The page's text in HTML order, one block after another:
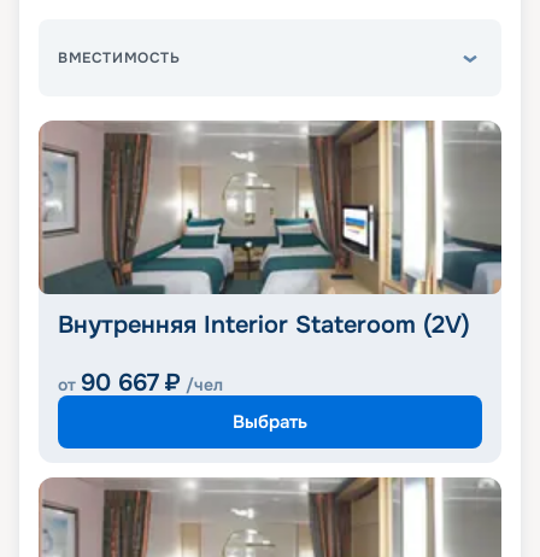
ВМЕСТИМОСТЬ
Внутренняя Interior Stateroom (2V)
от 90 667 ₽ /чел
Выбрать